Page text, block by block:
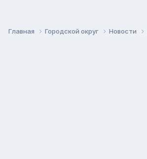
Главная Городской округ Новости